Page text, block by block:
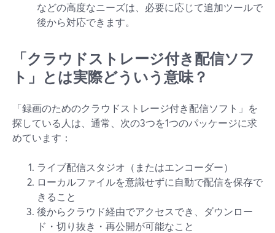
などの高度なニーズは、必要に応じて追加ツールで
後から対応できます。
「クラウドストレージ付き配信ソフ
ト」とは実際どういう意味？
「録画のためのクラウドストレージ付き配信ソフト」を
探している人は、通常、次の3つを1つのパッケージに求
めています：
ライブ配信スタジオ（またはエンコーダー）
ローカルファイルを意識せずに自動で配信を保存で
きること
後からクラウド経由でアクセスでき、ダウンロー
ド・切り抜き・再公開が可能なこと